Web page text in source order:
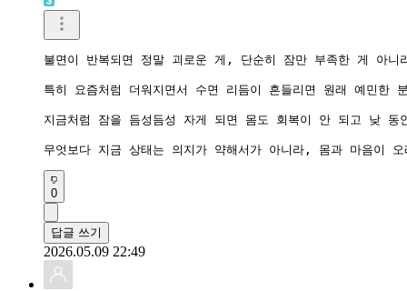
불면이 반복되면 정말 괴로운 게, 단순히 잠만 부족한 게 아
특히 요즘처럼 더워지면서 수면 리듬이 흔들리면 원래 예민
지금처럼 잠을 듬성듬성 자게 되면 몸도 회복이 안 되고 낮
무엇보다 지금 상태는 의지가 약해서가 아니라, 몸과 마음이
0
답글 쓰기
2026.05.09 22:49